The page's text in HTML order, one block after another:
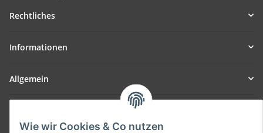
Wie wir Cookies & Co nutzen
Rechtliches
Informationen
Allgemein
SmoliTec - Safety. Simplified. Worldwide. ( B2B Shop )